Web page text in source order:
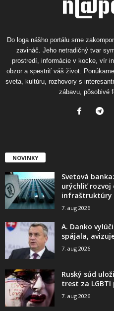
Do loga nášho portálu sme
zavináč. Jeho netradičný tvar
prostredí, informácie v kocke, vír
obzor a spestriť váš život.
sveta, kultúru, rozhovory s
zábavu, pôsobivé
NOVINKY
Svetová
urýchliť rozvoj
infraštruktúry
7. aug 2026
A. Danko
spájala,
7. aug 2026
Ruský súd
trest za
7. aug 2026